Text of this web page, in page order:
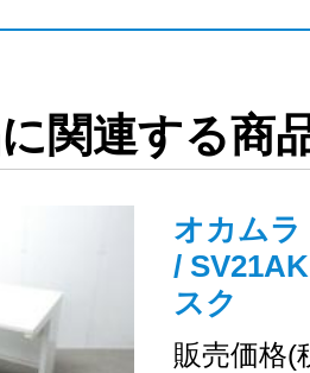
関連する商
オカム
/
スク
販売価格(